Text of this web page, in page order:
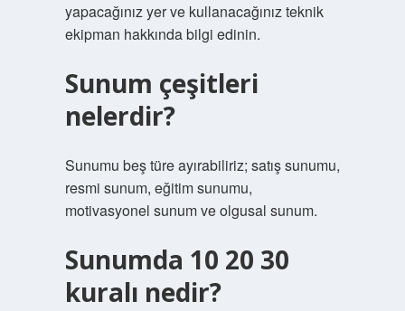
yapacağınız yer ve kullanacağınız teknik
ekipman hakkında bilgi edinin.
Sunum çeşitleri
nelerdir?
Sunumu beş türe ayırabiliriz; satış sunumu,
resmi sunum, eğitim sunumu,
motivasyonel sunum ve olgusal sunum.
Sunumda 10 20 30
kuralı nedir?